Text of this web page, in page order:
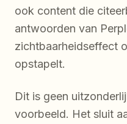
ook content die
antwoorden van
zichtbaarheidseffect
opstapelt.
Dit is geen
voorbeeld. Het sluit